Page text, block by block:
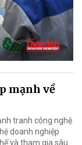
mạnh về
tranh công nghệ
doanh nghiệp
và tham gia sâu